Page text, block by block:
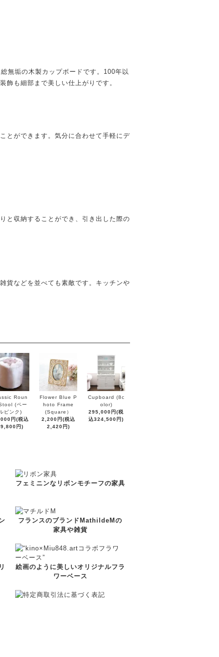
無垢の木製カップボードです。100年以
飾も細部まで美しい仕上がりです。
とができます。気分に合わせて手軽にデ
と収納することができ、引き出した際の
貨などを並べても素敵です。キッチンや
Roun
(ペー
ピンク)
円(税込
円)
Flower Blue P
hoto Frame
(Square）
2,200円(税込
2,420円)
Cupboard (8c
olor)
295,000円(税
込324,500円)
フェミニンなリボンモチーフの家具
フランスのブランドMathildeMの
家具や雑貨
絵画のように美しいオリジナルフラ
ワーベース